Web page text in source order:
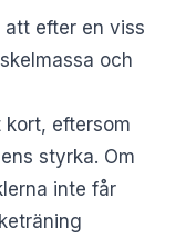
att efter en viss
och
eftersom
styrka. Om
inte får